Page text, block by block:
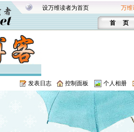
设万维读者为首页 万维
首 页
发表日志 控制面板 个人相册